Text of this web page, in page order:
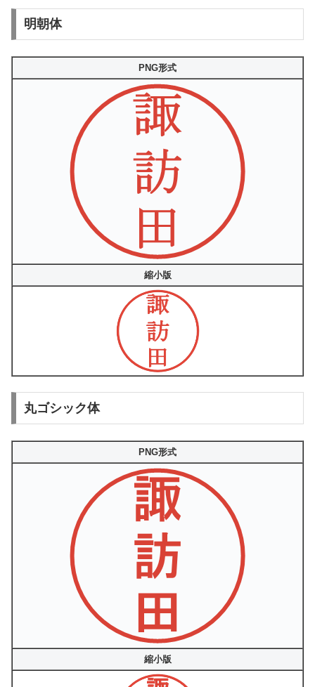
明朝体
PNG形式
縮小版
丸ゴシック体
PNG形式
縮小版